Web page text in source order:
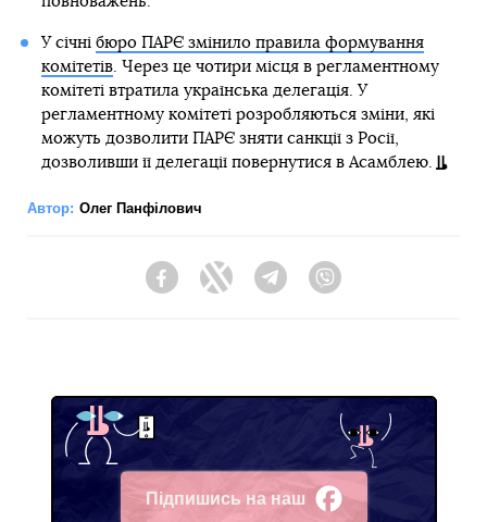
У січні бюро ПАРЄ змінило правила формування
комітетів. Через це чотири місця в регламентному
комітеті втратила українська делегація. У
регламентному комітеті розробляються зміни, які
можуть дозволити ПАРЄ зняти санкції з Росії,
дозволивши її делегації повернутися в Асамблею.
Автор: Олег Панфілович
FacebookTwitter Telegram
Підпишись на наш
Facebook